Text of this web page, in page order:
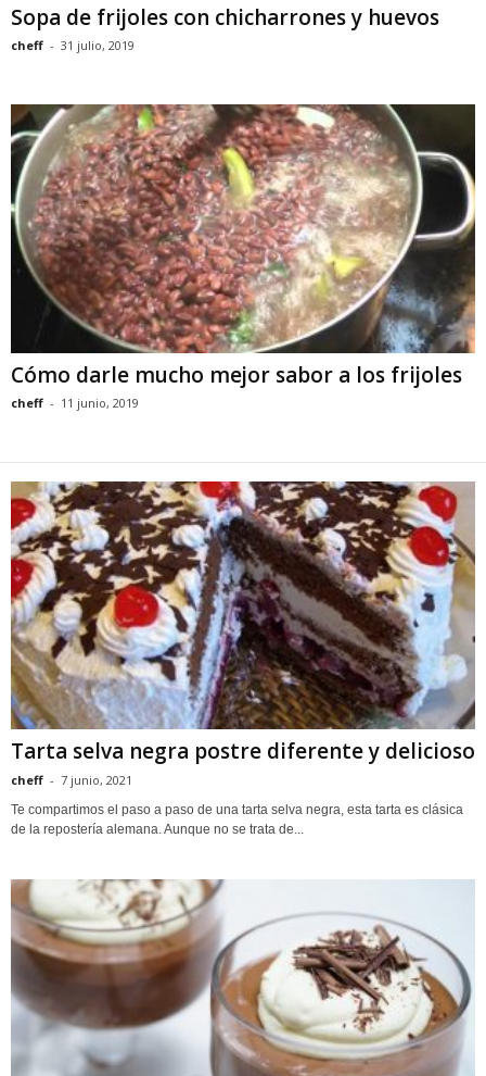
Sopa de frijoles con chicharrones y huevos
cheff - 31 julio, 2019
Cómo darle mucho mejor sabor a los frijoles
cheff - 11 junio, 2019
Tarta selva negra postre diferente y delicioso
cheff - 7 junio, 2021
Te compartimos el paso a paso de una tarta selva negra, esta tarta es clásica
de la repostería alemana. Aunque no se trata de...